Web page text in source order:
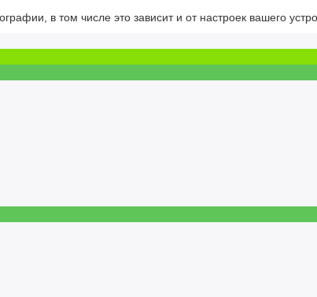
в том числе это зависит и от настроек вашего